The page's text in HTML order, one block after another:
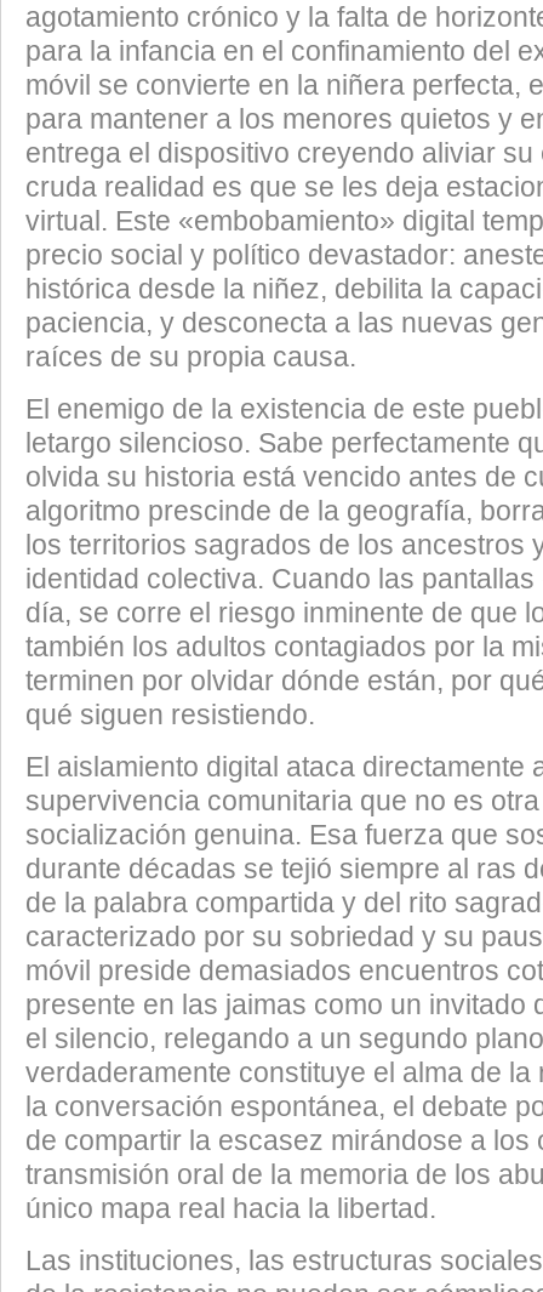
agotamiento crónico y la falta de
para la infancia en el confinamiento del
móvil se convierte en la niñera perfecta,
para mantener a los menores quietos y
entrega el dispositivo creyendo aliviar
cruda realidad es que se les deja
virtual. Este «embobamiento» digital
precio social y político devastador:
histórica desde la niñez, debilita la
paciencia, y desconecta a las nuevas
raíces de su propia causa.
​El enemigo de la existencia de este
letargo silencioso. Sabe perfectamente
olvida su historia está vencido antes de
algoritmo prescinde de la geografía,
los territorios sagrados de los ancestros
identidad colectiva. Cuando las
día, se corre el riesgo inminente de que
también los adultos contagiados por la
terminen por olvidar dónde están, por
qué siguen resistiendo.
​El aislamiento digital ataca directamente
supervivencia comunitaria que no es
socialización genuina. Esa fuerza que
durante décadas se tejió siempre al ras
de la palabra compartida y del rito
caracterizado por su sobriedad y su
móvil preside demasiados encuentros
presente en las jaimas como un invitado
el silencio, relegando a un segundo
verdaderamente constituye el alma de la
la conversación espontánea, el debate
de compartir la escasez mirándose a los
transmisión oral de la memoria de los
único mapa real hacia la libertad.
​Las instituciones, las estructuras